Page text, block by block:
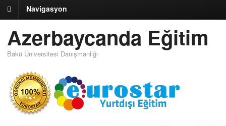
Navigasyon
Azerbaycanda Eğitim
Bakü Üniversitesi Danışmanlığı